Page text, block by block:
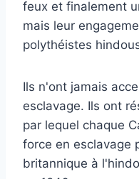
feux et finalement
mais leur
polythéistes
Ils n'ont jamais
esclavage. Ils ont
par lequel chaque
force en esclavage
britannique à